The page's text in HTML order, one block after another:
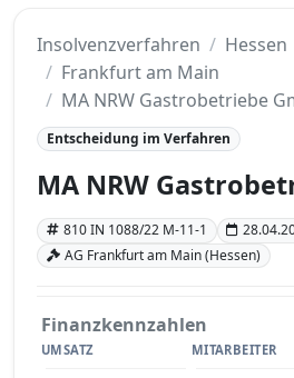
Insolvenzverfahren
Hessen
Frankfurt am Main
MA NRW Gastrobetriebe
Entscheidung im Verfahren
MA NRW
810 IN 1088/22 M-11-1
AG Frankfurt am Main (Hessen)
Finanzkennzahlen
UMSATZ MITARBEITER